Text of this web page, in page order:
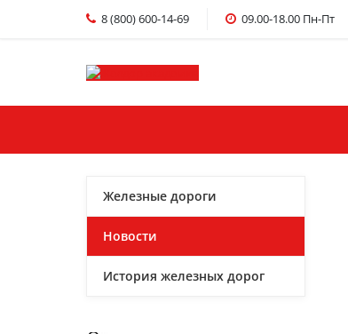
8 (800) 600-14-69 09.00-18.00 Пн-Пт
Железные дороги
Новости
История железных дорог